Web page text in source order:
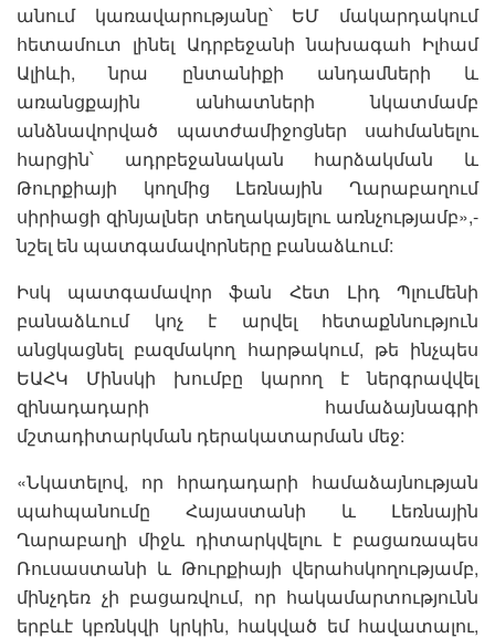
անում կառավարությանը՝ ԵՄ մակարդակում
հետամուտ լինել Ադրբեջանի նախագահ Իլհամ
Ալիևի, նրա ընտանիքի անդամների և
առանցքային անհատների նկատմամբ
անձնավորված պատժամիջոցներ սահմանելու
հարցին՝ ադրբեջանական հարձակման և
Թուրքիայի կողմից Լեռնային Ղարաբաղում
սիրիացի զինյալներ տեղակայելու առնչությամբ»,-
նշել են պատգամավորները բանաձևում:
Իսկ պատգամավոր ֆան Հետ Լիդ Պլումենի
բանաձևում կոչ է արվել հետաքննություն
անցկացնել բազմակող հարթակում, թե ինչպես
ԵԱՀԿ Մինսկի խումբը կարող է ներգրավվել
զինադադարի համաձայնագրի
մշտադիտարկման դերակատարման մեջ:
«Նկատելով, որ հրադադարի համաձայնության
պահպանումը Հայաստանի և Լեռնային
Ղարաբաղի միջև դիտարկվելու է բացառապես
Ռուսաստանի և Թուրքիայի վերահսկողությամբ,
մինչդեռ չի բացառվում, որ հակամարտությունն
երբևէ կբռնկվի կրկին, հակված եմ հավատալու,